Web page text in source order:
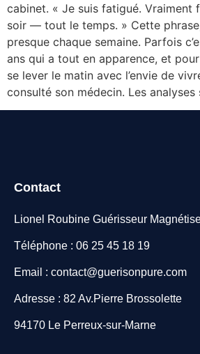
cabinet. « Je suis fatigué. Vraiment
soir — tout le temps. » Cette
presque chaque semaine. Parfois
ans qui a tout en apparence, et
se lever le matin avec l’envie de
consulté son médecin. Les analyses
Contact
Lionel Roubine Guérisseur
Téléphone : 06 25 45 18 19
Email : contact@guerisonpure.com
Adresse : 82 Av.Pierre Brossolette
94170 Le Perreux-sur-Marne